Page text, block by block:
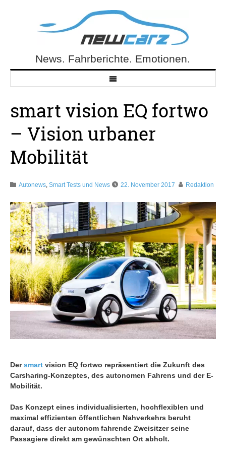
NewCarz.deNews. Fahrberichte. Emotionen.
smart vision EQ fortwo
– Vision urbaner
Mobilität
Autonews, Smart Tests und News 22. November 2017 Redaktion
Dersmart vision EQ fortwo repräsentiert die Zukunft des
Carsharing-Konzeptes, des autonomen Fahrens und der E-
Mobilität.
Das Konzept eines individualisierten, hochflexiblen und
maximal effizienten öffentlichen Nahverkehrs beruht
darauf, dass der autonom fahrende Zweisitzer seine
Passagiere direkt am gewünschten Ort abholt.